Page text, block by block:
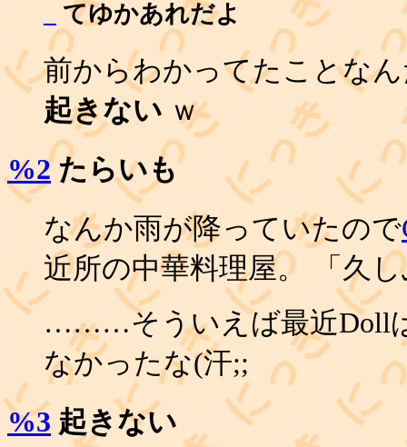
てゆかあれだよ
前からわかってたことな
起きない ｗ
%2たらいも
なんか雨が降っていたので
近所の中華料理屋。 「久
………そういえば最近Doll
なかったな(汗;;
%3 起きない